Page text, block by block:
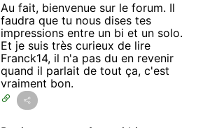
Au fait, bienvenue sur le forum. Il
faudra que tu nous dises tes
impressions entre un bi et un solo.
Et je suis très curieux de lire
Franck14, il n'a pas du en revenir
quand il parlait de tout ça, c'est
vraiment bon.